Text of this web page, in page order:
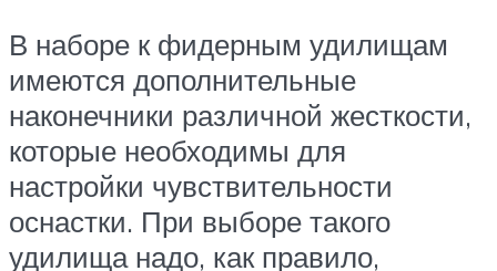
В наборе к фидерным удилищам
имеются дополнительные
наконечники различной жесткости,
которые необходимы для
настройки чувствительности
оснастки. При выборе такого
удилища надо, как правило,